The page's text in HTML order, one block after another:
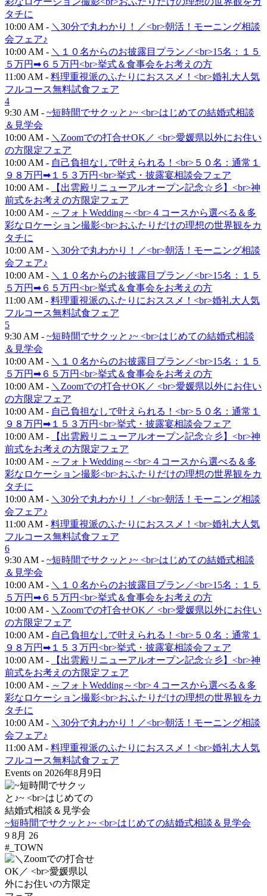
タチに
10:00 AM - ＼30分で丸わかり！／<br>朝活！モーニング相談
会フェア♪
10:00 AM - ＼１０名からのお披露目プラン／<br>15名：１５
５万円➡６５万円<br>挙式＆食事会をお考えの方
11:00 AM - 料理重視派のふたりにおススメ！<br>婚礼大人気
フルコース無料試食フェア
4
9:30 AM - ~短時間でサクッと♪~ <br>はじめての結婚式相談
＆見学会
10:00 AM - ＼Zoomでの打合せOK／ <br>愛媛県以外にお住い
の方限定フェア
10:00 AM - 自己負担なしで叶えられる！<br>５０名：通常１
９８万円➡１５３万円<br>挙式・披露宴相談会フェア
10:00 AM -
【出雲殿リニューアルオープン記念☆彡】<br>神
前式をお考えの方限定フェア
10:00 AM - ～フォトWedding～<br>４コースから選べる＆多
彩なロケーション撮影<br>おふたりだけの理想の世界観をカ
タチに
10:00 AM - ＼30分で丸わかり！／<br>朝活！モーニング相談
会フェア♪
10:00 AM - ＼１０名からのお披露目プラン／<br>15名：１５
５万円➡６５万円<br>挙式＆食事会をお考えの方
11:00 AM - 料理重視派のふたりにおススメ！<br>婚礼大人気
フルコース無料試食フェア
5
9:30 AM - ~短時間でサクッと♪~ <br>はじめての結婚式相談
＆見学会
10:00 AM - ＼１０名からのお披露目プラン／<br>15名：１５
５万円➡６５万円<br>挙式＆食事会をお考えの方
10:00 AM - ＼Zoomでの打合せOK／ <br>愛媛県以外にお住い
の方限定フェア
10:00 AM - 自己負担なしで叶えられる！<br>５０名：通常１
９８万円➡１５３万円<br>挙式・披露宴相談会フェア
10:00 AM -
【出雲殿リニューアルオープン記念☆彡】<br>神
前式をお考えの方限定フェア
10:00 AM - ～フォトWedding～<br>４コースから選べる＆多
彩なロケーション撮影<br>おふたりだけの理想の世界観をカ
タチに
10:00 AM - ＼30分で丸わかり！／<br>朝活！モーニング相談
会フェア♪
11:00 AM - 料理重視派のふたりにおススメ！<br>婚礼大人気
フルコース無料試食フェア
6
9:30 AM - ~短時間でサクッと♪~ <br>はじめての結婚式相談
＆見学会
10:00 AM - ＼１０名からのお披露目プラン／<br>15名：１５
５万円➡６５万円<br>挙式＆食事会をお考えの方
10:00 AM - ＼Zoomでの打合せOK／ <br>愛媛県以外にお住い
の方限定フェア
10:00 AM - 自己負担なしで叶えられる！<br>５０名：通常１
９８万円➡１５３万円<br>挙式・披露宴相談会フェア
10:00 AM -
【出雲殿リニューアルオープン記念☆彡】<br>神
前式をお考えの方限定フェア
10:00 AM - ～フォトWedding～<br>４コースから選べる＆多
彩なロケーション撮影<br>おふたりだけの理想の世界観をカ
タチに
10:00 AM - ＼30分で丸わかり！／<br>朝活！モーニング相談
会フェア♪
11:00 AM - 料理重視派のふたりにおススメ！<br>婚礼大人気
フルコース無料試食フェア
Events on 2026年8月9日
~短時間でサクッと♪~ <br>はじめての結婚式相談＆見学会
9 8月 26
#_TOWN